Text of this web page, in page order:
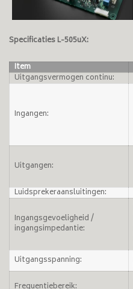
Specificaties L-505uX:
Item
Uitgangsvermogen continu:
Ingangen:
Uitgangen:
Luidsprekeraansluitingen:
Ingangsgevoeligheid /
ingangsimpedantie:
Uitgangsspanning: